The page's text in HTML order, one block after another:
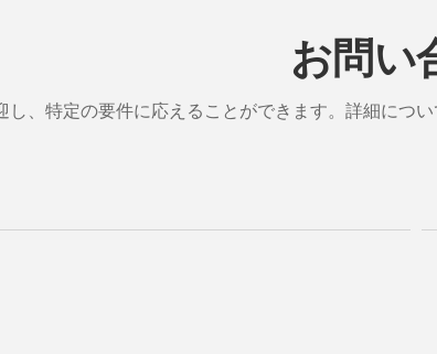
お問い
、特定の要件に応えることができます。詳細につ